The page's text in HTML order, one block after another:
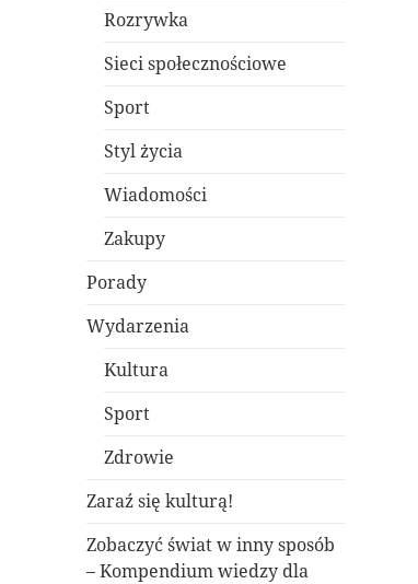
Rozrywka
Sieci społecznościowe
Sport
Styl życia
Wiadomości
Zakupy
Porady
Wydarzenia
Kultura
Sport
Zdrowie
Zaraź się kulturą!
Zobaczyć świat w inny sposób
– Kompendium wiedzy dla